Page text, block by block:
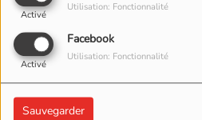
Activé
Utilisation: Fonctionnalité
Facebook
Activé
Utilisation: Fonctionnalité
Sauvegarder